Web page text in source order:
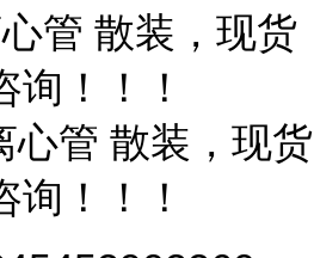
管 散装，现货
询！！！
心管 散装，现货
询！！！